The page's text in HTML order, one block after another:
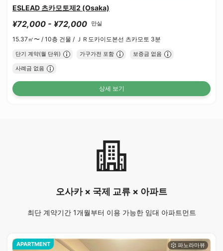
ESLEAD 츠카모토제2 (Osaka)
¥72,000 - ¥72,000 만실
15.37㎡〜 / 10층 건물 / ＪＲ도카이도본선 츠카모토 3분
단기 계약(월 단위) 가구가전 포함 보증금 없음
사례금 없음
상세 보기
오사카 × 국제 교류 × 아파트
최단 계약기간 1개월부터 이용 가능한 임대 아파트먼트
APARTMENT